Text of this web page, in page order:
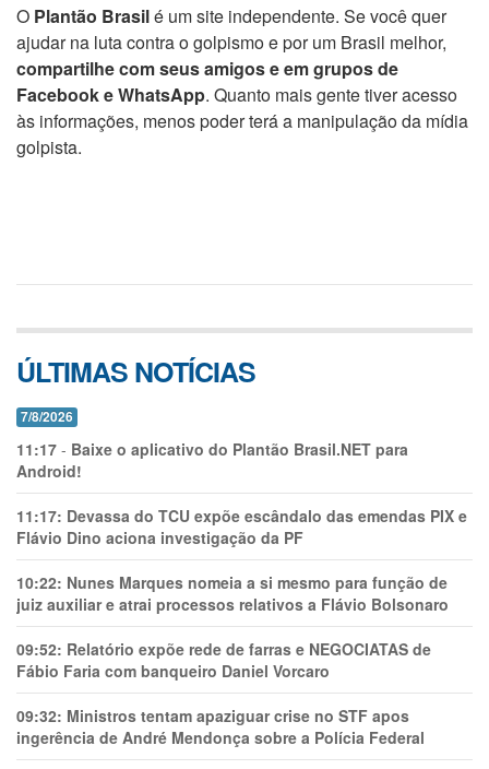
O Plantão Brasilé um site independente. Se você quer
ajudar na luta contra o golpismo e por um Brasil melhor,
compartilhe com seus amigos e em grupos de
Facebook e WhatsApp. Quanto mais gente tiver acesso
às informações, menos poder terá a manipulação da mídia
golpista.
ÚLTIMAS NOTÍCIAS
7/8/2026
11:17 - Baixe o aplicativo do Plantão Brasil.NET para
Android!
11:17: Devassa do TCU expõe escândalo das emendas PIX e
Flávio Dino aciona investigação da PF
10:22: Nunes Marques nomeia a si mesmo para função de
juiz auxiliar e atrai processos relativos a Flávio Bolsonaro
09:52: Relatório expõe rede de farras e NEGOCIATAS de
Fábio Faria com banqueiro Daniel Vorcaro
09:32: Ministros tentam apaziguar crise no STF apos
ingerência de André Mendonça sobre a Polícia Federal